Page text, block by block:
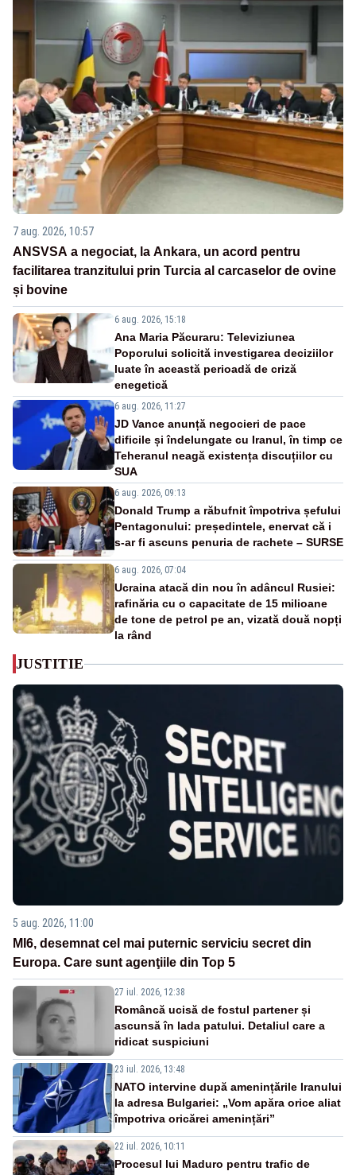
7 aug. 2026, 10:57
ANSVSA a negociat, la Ankara, un acord pentru
facilitarea tranzitului prin Turcia al carcaselor de ovine
și bovine
6 aug. 2026, 15:18
Ana Maria Păcuraru: Televiziunea
Poporului solicită investigarea deciziilor
luate în această perioadă de criză
enegetică
6 aug. 2026, 11:27
JD Vance anunță negocieri de pace
dificile și îndelungate cu Iranul, în timp ce
Teheranul neagă existența discuțiilor cu
SUA
6 aug. 2026, 09:13
Donald Trump a răbufnit împotriva șefului
Pentagonului: președintele, enervat că i
s-ar fi ascuns penuria de rachete – SURSE
6 aug. 2026, 07:04
Ucraina atacă din nou în adâncul Rusiei:
rafinăria cu o capacitate de 15 milioane
de tone de petrol pe an, vizată două nopți
la rând
JUSTITIE
5 aug. 2026, 11:00
MI6, desemnat cel mai puternic serviciu secret din
Europa. Care sunt agenţiile din Top 5
27 iul. 2026, 12:38
Româncă ucisă de fostul partener și
ascunsă în lada patului. Detaliul care a
ridicat suspiciuni
23 iul. 2026, 13:48
NATO intervine după amenințările Iranului
la adresa Bulgariei: „Vom apăra orice aliat
împotriva oricărei amenințări”
22 iul. 2026, 10:11
Procesul lui Maduro pentru trafic de